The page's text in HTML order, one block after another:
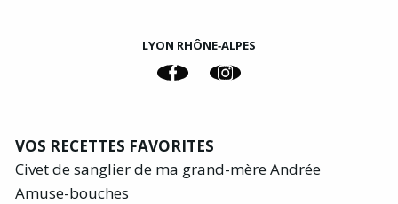
LYON RHÔNE‑ALPES
VOS RECETTES FAVORITES
Civet de sanglier de ma grand-mère Andrée
Amuse-bouches